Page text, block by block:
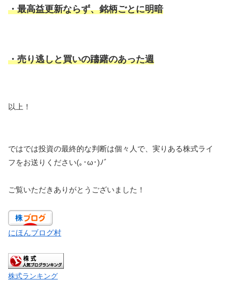
・最高益更新ならず、銘柄ごとに明暗
・売り逃しと買いの躊躇のあった週
以上！
ではでは投資の最終的な判断は個々人で、実りある株式ライ
フをお送りください(｡･ω･)ﾉﾞ
ご覧いただきありがとうございました！
にほんブログ村
株式ランキング